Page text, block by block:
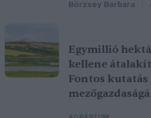
Börzsey Barbara
Egymillió
kellene
Fontos